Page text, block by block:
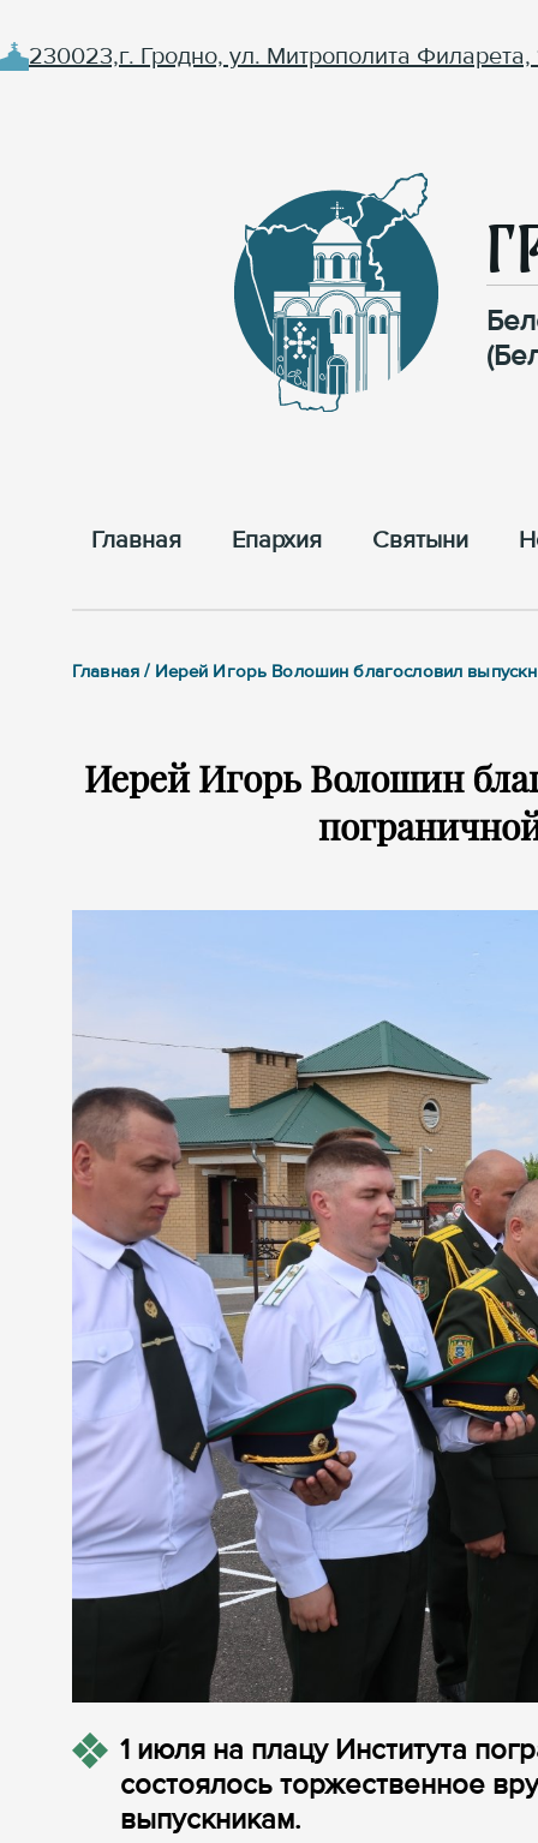
230023,г. Гродно, ул. Митрополита Филарета,
Главная Епархия Cвятыни
Главная / Иерей Игорь Волошин благословил
Иерей Игорь Волошин
1 июля на плацу Института
состоялось торжественное
выпускникам.